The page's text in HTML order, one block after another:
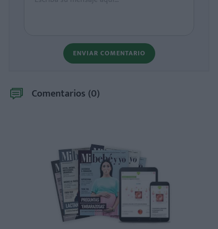
ENVIAR COMENTARIO
Comentarios (0)